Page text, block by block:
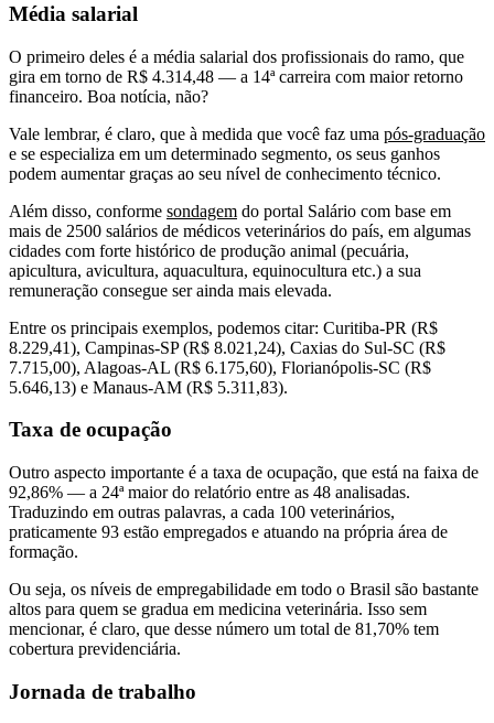
Média salarial
O primeiro deles é a média salarial dos profissionais do ramo, que
gira em torno de R$ 4.314,48 — a 14ª carreira com maior retorno
financeiro. Boa notícia, não?
Vale lembrar, é claro, que à medida que você faz uma pós-graduação
e se especializa em um determinado segmento, os seus ganhos
podem aumentar graças ao seu nível de conhecimento técnico.
Além disso, conforme sondagem do portal Salário com base em
mais de 2500 salários de médicos veterinários do país, em algumas
cidades com forte histórico de produção animal (pecuária,
apicultura, avicultura, aquacultura, equinocultura etc.) a sua
remuneração consegue ser ainda mais elevada.
Entre os principais exemplos, podemos citar: Curitiba-PR (R$
8.229,41), Campinas-SP (R$ 8.021,24), Caxias do Sul-SC (R$
7.715,00), Alagoas-AL (R$ 6.175,60), Florianópolis-SC (R$
5.646,13) e Manaus-AM (R$ 5.311,83).
Taxa de ocupação
Outro aspecto importante é a taxa de ocupação, que está na faixa de
92,86% — a 24ª maior do relatório entre as 48 analisadas.
Traduzindo em outras palavras, a cada 100 veterinários,
praticamente 93 estão empregados e atuando na própria área de
formação.
Ou seja, os níveis de empregabilidade em todo o Brasil são bastante
altos para quem se gradua em medicina veterinária. Isso sem
mencionar, é claro, que desse número um total de 81,70% tem
cobertura previdenciária.
Jornada de trabalho